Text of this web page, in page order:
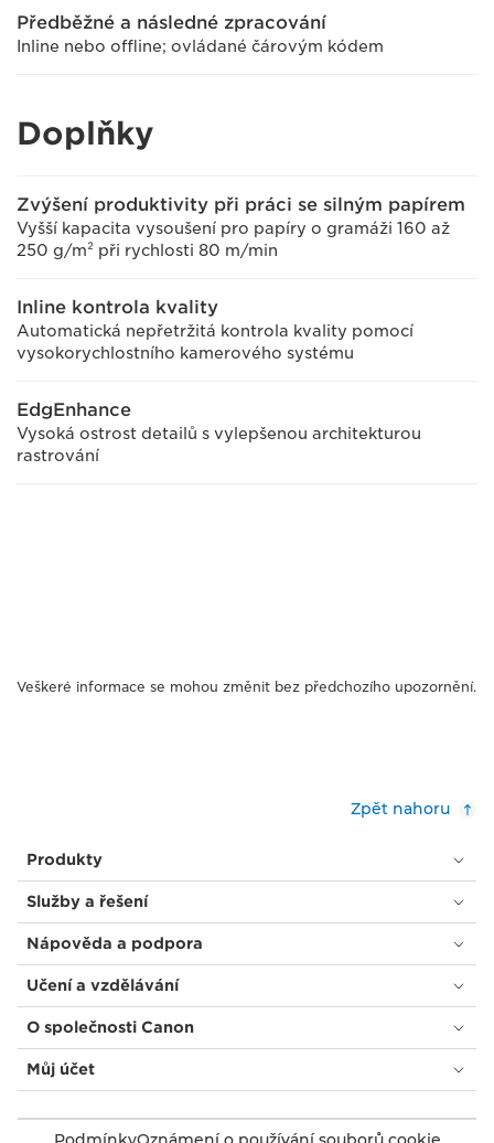
Předběžné a následné zpracování
Inline nebo offline; ovládané čárovým kódem
Doplňky
Zvýšení produktivity při práci se silným papírem
Vyšší kapacita vysoušení pro papíry o gramáži 160 až
250 g/m² při rychlosti 80 m/min
Inline kontrola kvality
Automatická nepřetržitá kontrola kvality pomocí
vysokorychlostního kamerového systému
EdgEnhance
Vysoká ostrost detailů s vylepšenou architekturou
rastrování
Veškeré informace se mohou změnit bez předchozího upozornění.
Zpět nahoru
Produkty
Služby a řešení
Nápověda a podpora
Učení a vzdělávání
O společnosti Canon
Můj účet